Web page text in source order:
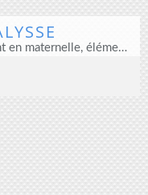
Ressources partagées pour enseignant en maternelle, élémentaire et direction d'école